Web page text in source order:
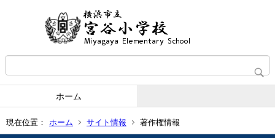
ホーム
現在位置： ホーム サイト情報 著作権情報